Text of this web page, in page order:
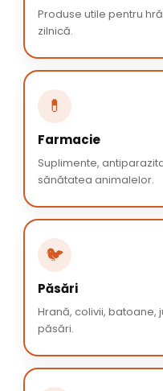
Produse utile pentru
zilnică.
💊
Farmacie
Suplimente,
sănătatea animalelor.
🐦
Păsări
Hrană, colivii, batoane,
păsări.